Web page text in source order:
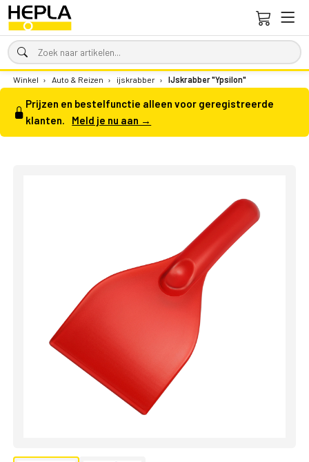
Winkel › Auto & Reizen › ijskrabber › IJskrabber "Ypsilon"
Prijzen en bestelfunctie alleen voor geregistreerde
klanten.
Meld je nu aan →